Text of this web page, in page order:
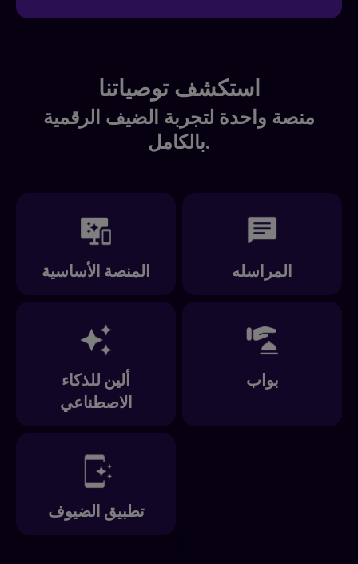
استكشف توصياتنا
منصة واحدة لتجربة الضيف الرقمية
بالكامل.
المنصة الأساسية المراسله
ألين للذكاء
الاصطناعي
بواب
تطبيق الضيوف